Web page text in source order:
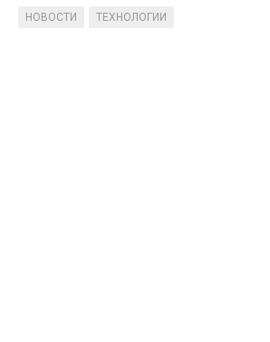
НОВОСТИ ТЕХНОЛОГИИ